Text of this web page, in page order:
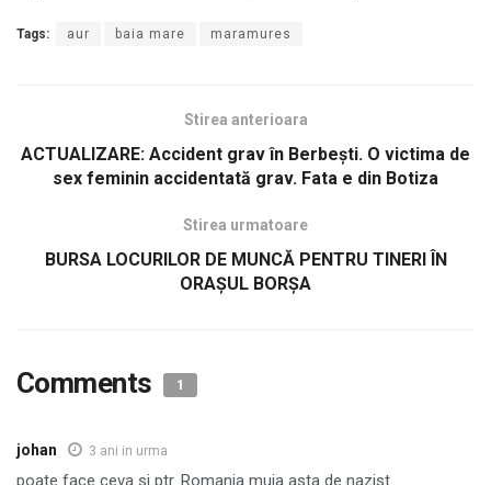
Tags: aur baia mare maramures
Stirea anterioara
ACTUALIZARE: Accident grav în Berbești. O victima de
sex feminin accidentată grav. Fata e din Botiza
Stirea urmatoare
BURSA LOCURILOR DE MUNCĂ PENTRU TINERI ÎN
ORAȘUL BORȘA
Comments 1
johan 3 ani in urma
poate face ceva si ptr. Romania muia asta de nazist…..